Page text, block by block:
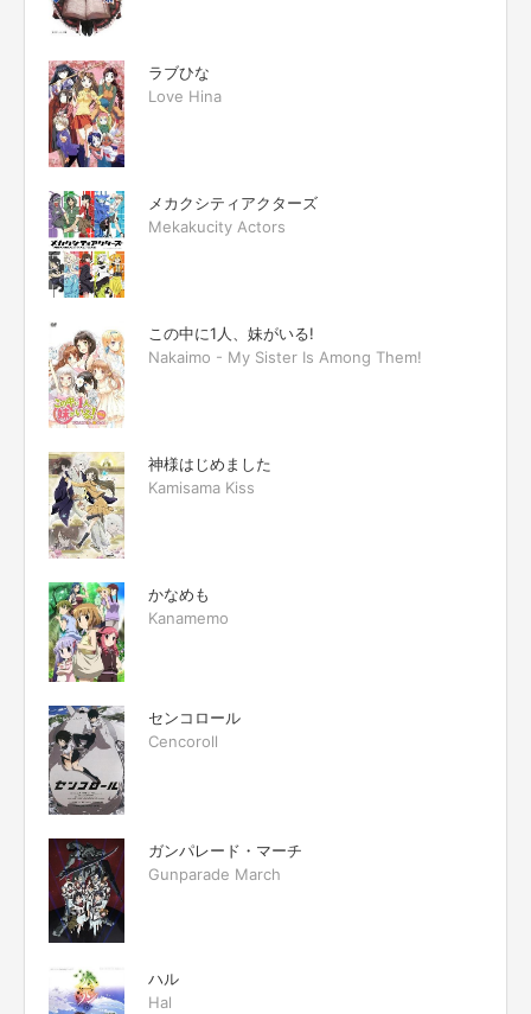
ラブひな
Love Hina
メカクシティアクターズ
Mekakucity Actors
この中に1人、妹がいる!
Nakaimo - My Sister Is Among Them!
神様はじめました
Kamisama Kiss
かなめも
Kanamemo
センコロール
Cencoroll
ガンパレード・マーチ
Gunparade March
ハル
Hal